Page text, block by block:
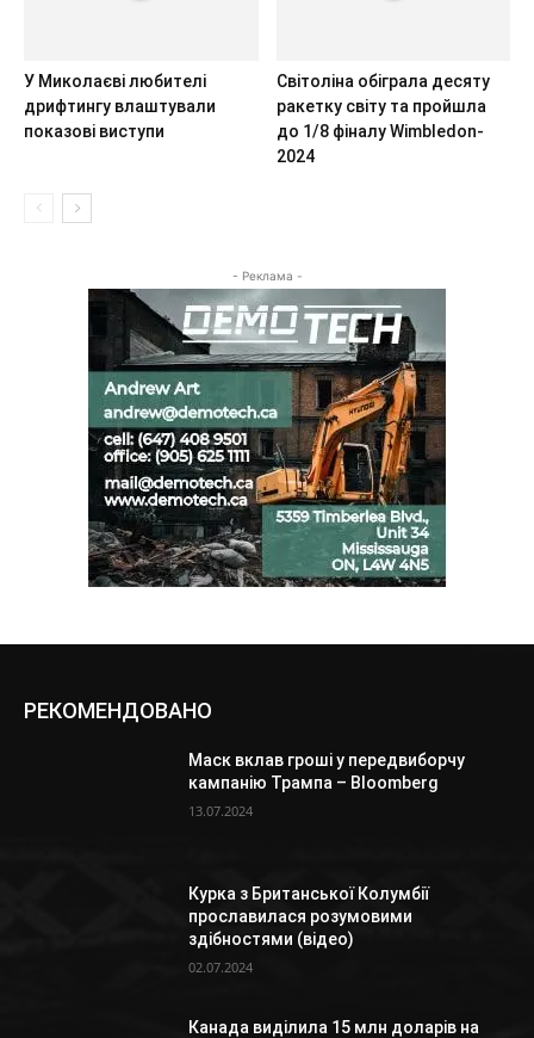
У Миколаєві любителі
дрифтингу влаштували
показові виступи
Світоліна обіграла десяту
ракетку світу та пройшла
до 1/8 фіналу Wimbledon-
2024
- Реклама -
РЕКОМЕНДОВАНО
Маск вклав гроші у передвиборчу
кампанію Трампа – Bloomberg
13.07.2024
Курка з Британської Колумбії
прославилася розумовими
здібностями (відео)
02.07.2024
Канада виділила 15 млн доларів на